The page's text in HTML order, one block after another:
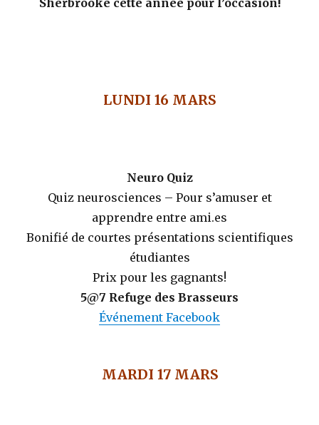
Sherbrooke cette année pour l’occasion!
LUNDI 16 MARS
Neuro Quiz
Quiz neurosciences – Pour s’amuser et
apprendre entre ami.es
Bonifié de courtes présentations scientifiques
étudiantes
Prix pour les gagnants!
5@7 Refuge des Brasseurs
Événement Facebook
MARDI 17 MARS